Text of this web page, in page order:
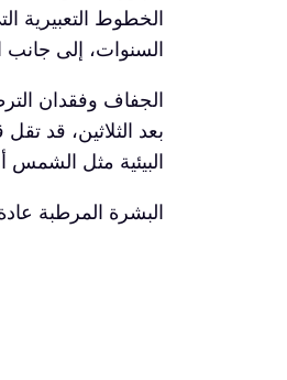
الخطوط التعبيرية
السنوات، إلى جانب
الجفاف وفقدان
بعد الثلاثين، قد
البيئية مثل الشمس
البشرة المرطبة